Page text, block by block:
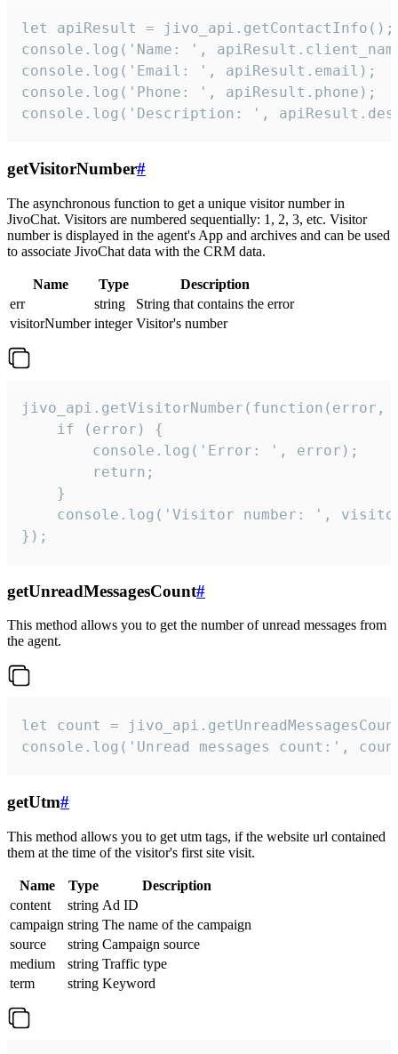
let apiResult = jivo_api.getContactInfo();
console.log('Name: ',
console.log('Email: ', apiResult.email);
console.log('Phone: ', apiResult.phone);
console.log('Description: ',
getVisitorNumber#
The asynchronous function to get a unique visitor number in
JivoChat. Visitors are numbered sequentially: 1, 2, 3, etc. Visitor
number is displayed in the agent's App and archives and can be used
to associate JivoChat data with the CRM data.
Name Type
Description
err
string
String that contains the error
visitorNumber integer Visitor's number
jivo_api.getVisitorNumber(function(error,
    if (error) {
        console.log('Error: ', error);
        return;
    }
console.log('Visitor number: ',
});
getUnreadMessagesCount#
This method allows you to get the number of unread messages from
the agent.
let count =
console.log('Unread messages count:',
getUtm#
This method allows you to get utm tags, if the website url contained
them at the time of the visitor's first site visit.
Name Type
Description
content
string Ad ID
campaign string The name of the campaign
source
string Campaign source
medium
string Traffic type
term
string Keyword